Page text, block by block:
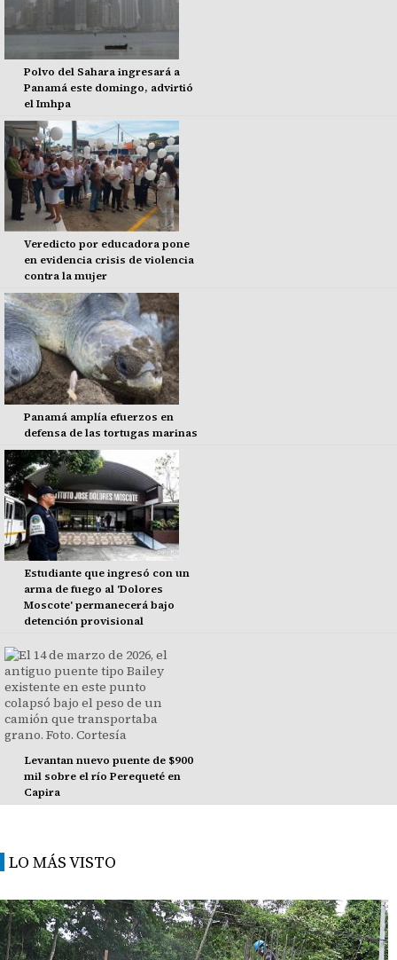
Polvo del Sahara ingresará a
Panamá este domingo, advirtió
el Imhpa
Veredicto por educadora pone
en evidencia crisis de violencia
contra la mujer
Panamá amplía efuerzos en
defensa de las tortugas marinas
Estudiante que ingresó con un
arma de fuego al 'Dolores
Moscote' permanecerá bajo
detención provisional
Levantan nuevo puente de $900
mil sobre el río Perequeté en
Capira
LO MÁS VISTO